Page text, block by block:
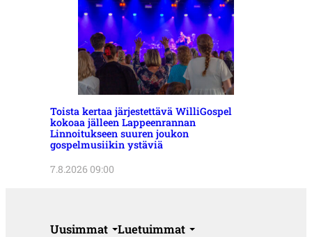
Toista kertaa järjestettävä WilliGospel
kokoaa jälleen Lappeenrannan
Linnoitukseen suuren joukon
gospelmusiikin ystäviä
7.8.2026 09:00
Uusimmat Luetuimmat